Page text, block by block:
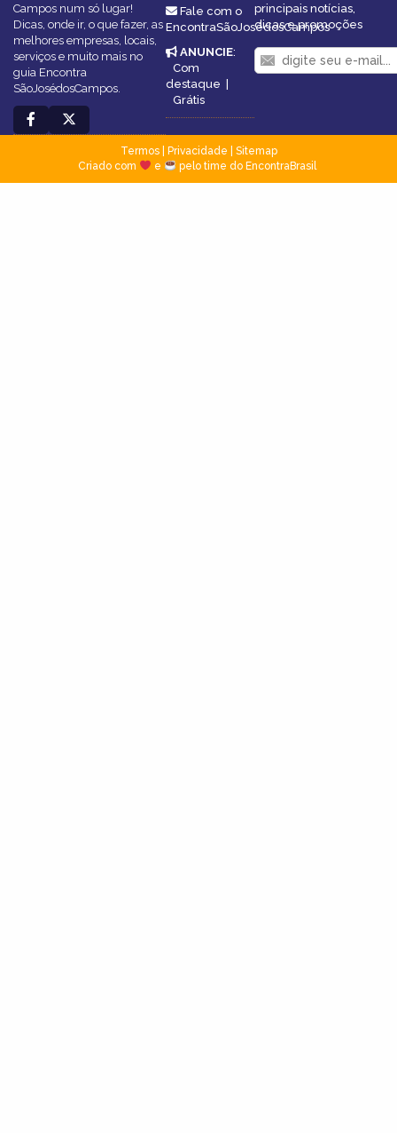
Campos num só lugar!
Dicas, onde ir, o que fazer, as
melhores empresas, locais,
serviços e muito mais no
guia Encontra
SãoJosédosCampos.
Fale com o
EncontraSãoJosédosCampos
ANUNCIE:
Com
destaque |
Grátis
principais notícias,
dicas e promoções
Termos| Privacidade
Sitemap
Criado com
e pelo time do EncontraBrasil